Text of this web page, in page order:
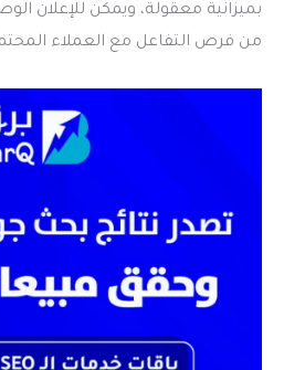
بميزانية معقولة، ويمكن للإعلان
من فرص التفاعل مع العملاء